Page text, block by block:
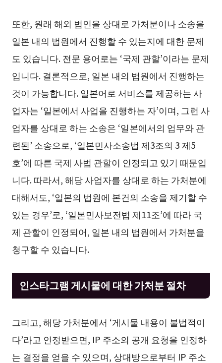
또한, 원래 해외 법인을 상대로 가처분이나 소송을
일본 내의 법원에서 진행할 수 있는지에 대한 문제
도 있습니다. 전문 용어로는 ‘국제 관할’이라는 문제
입니다. 결론적으로, 일본 내의 법원에서 진행하는
것이 가능합니다. 일본어로 서비스를 제공하는 사
업자는 ‘일본에서 사업을 진행하는 자’이며, 그런 사
업자를 상대로 하는 소송은 ‘일본에서의 업무와 관
련된’ 소송으로, ‘일본민사소송법 제3조의 3 제5
호’에 따른 국제 사법 관할이 인정되고 있기 때문입
니다. 따라서, 해당 사업자를 상대로 하는 가처분에
대해서도, ‘일본의 법원에 본건의 소송을 제기할 수
있는 경우’로, ‘일본민사보전법 제11조’에 따라 국
제 관할이 인정되어, 일본 내의 법원에서 가처분을
청구할 수 있습니다.
인스타그램 게시물에 대한 가처분 절차
그리고, 해당 가처분에서 ‘게시물 내용이 불법적이
다’라고 인정받으면, IP 주소의 공개 요청을 인정하
는 결정을 얻을 수 있으며, 상대방으로부터 IP 주소